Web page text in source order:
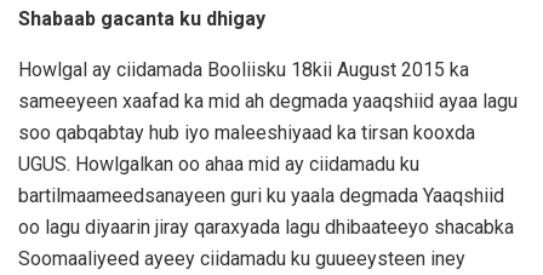
Shabaab gacanta ku dhigay
Howlgal ay ciidamada Booliisku 18kii August 2015 ka
sameeyeen xaafad ka mid ah degmada yaaqshiid ayaa lagu
soo qabqabtay hub iyo maleeshiyaad ka tirsan kooxda
UGUS. Howlgalkan oo ahaa mid ay ciidamadu ku
bartilmaameedsanayeen guri ku yaala degmada Yaaqshiid
oo lagu diyaarin jiray qaraxyada lagu dhibaateeyo shacabka
Soomaaliyeed ayeey ciidamadu ku guueeysteen iney